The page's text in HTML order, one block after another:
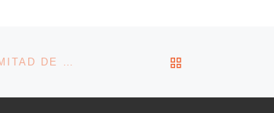
VOLVER A